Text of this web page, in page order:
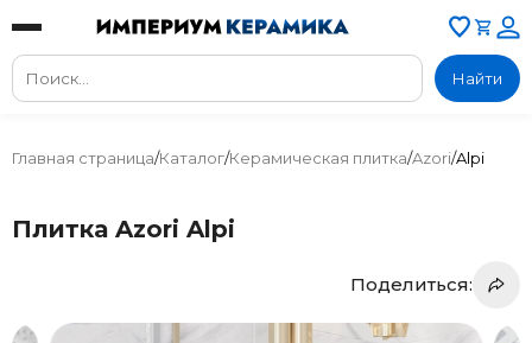
Найти
Главная страница/Каталог/Керамическая плитка/Azori/Alpi
Плитка Azori Alpi
Поделиться: